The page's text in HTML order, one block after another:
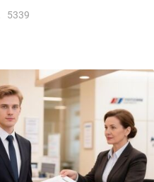
5339